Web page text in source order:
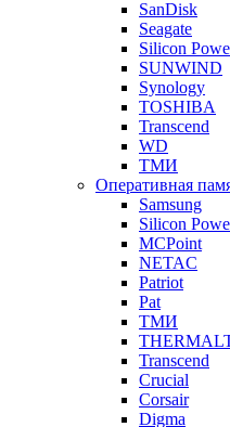
SanDisk
Seagate
Silicon
SUNWIND
Synology
TOSHIBA
Transcend
WD
ТМИ
Оперативная
Samsung
Silicon
MCPoint
NETAC
Patriot
Pat
ТМИ
Transcend
Crucial
Corsair
Digma